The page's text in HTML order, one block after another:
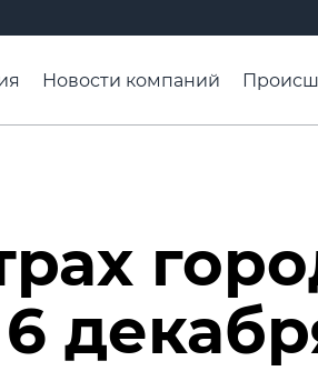
Новости компаний
ПроМогилев